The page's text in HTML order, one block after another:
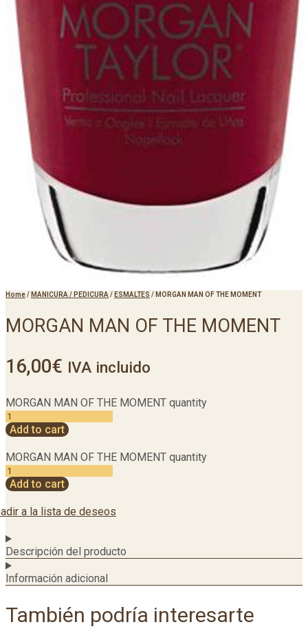
Home/ MANICURA / PEDICURA / ESMALTES / MORGAN MAN OF THE MOMENT
MORGAN MAN OF THE MOMENT
16,00€ IVA incluido
MORGAN MAN OF THE MOMENT quantity
Add to cart
MORGAN MAN OF THE MOMENT quantity
Add to cart
a la lista de deseos
Descripción del producto
Información adicional
También podría interesarte